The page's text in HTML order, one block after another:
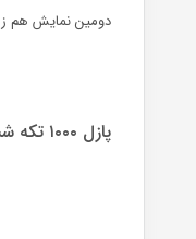
دومین نمایش هم
پازل ۱۰۰۰ تکه شب پرستاره بر فراز رون اثر ونسان ون گوگ